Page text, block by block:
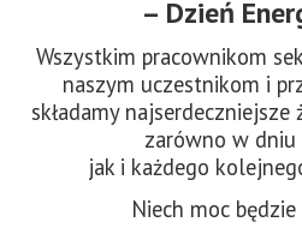
– Dzień
Wszystkim pracownikom
naszym uczestnikom i
składamy
zarówno w dniu
jak i każdego
Niech moc będzie